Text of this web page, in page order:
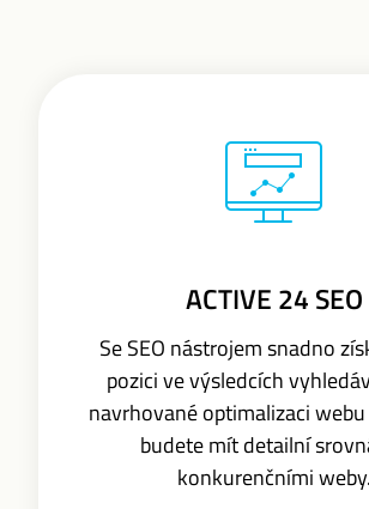
ACTIVE 24 SEO
Se SEO nástrojem snadno
pozici ve výsledcích
navrhované optimalizaci
budete mít detailní
konkurenčními weby.